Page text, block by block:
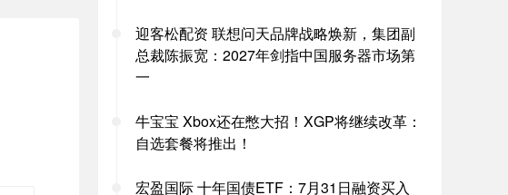
迎客松配资 联想问天品牌战略焕新，集团副
总裁陈振宽：2027年剑指中国服务器市场第
一
牛宝宝 Xbox还在憋大招！XGP将继续改革：
自选套餐将推出！
宏盈国际 十年国债ETF：7月31日融资买入